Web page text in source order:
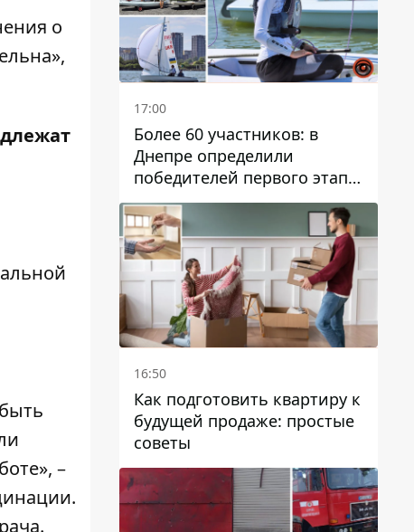
о
–
17:00
Более 60 участников: в
Днепре определили
победителей первого этапа
Кубка Украины по
парусному спорту
16:50
Как подготовить квартиру к
будущей продаже: простые
советы